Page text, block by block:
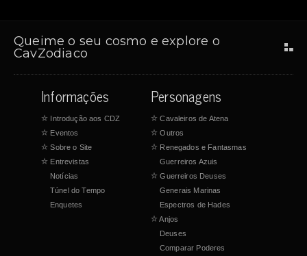
Queime o seu cosmo e explore o
CavZodiaco
Informações
☆ Introdução aos CDZ
☆ Eventos
☆ Sobre o Site
☆ Entrevistas
Notícias
Túnel do Tempo
Enquetes
Personagens
☆ Cavaleiros de Atena
☆ Outros
☆ Renegados e Fantasmas
Guerreiros Azuis
☆ Guerreiros Deuses
Generais Marinas
Espectros de Hades
☆Anjos
Deuses
Comparar Poderes